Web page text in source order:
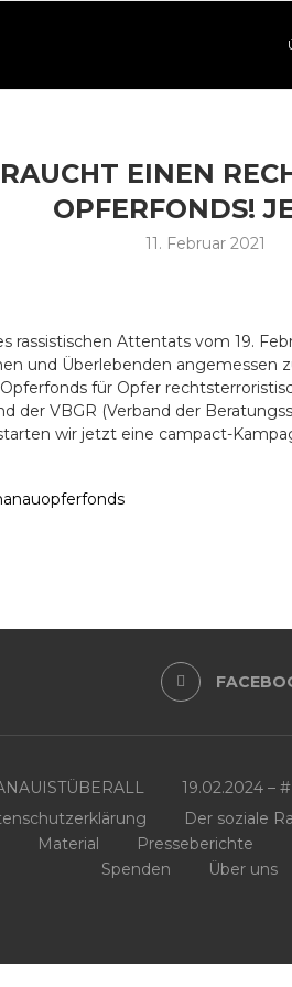
EINEN
OPFERFONDS!
11. Februar 2021
rassistischen Attentats vom 19.
und Überlebenden angemessen
für Opfer
der VBGR (Verband der
wir jetzt eine campact-
19.02.2024 –
Der soziale
Material Presseberichte
Spenden
Über uns